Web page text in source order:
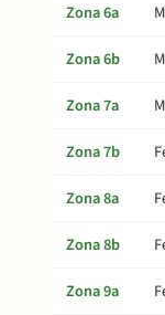
Zona 6a
Zona 6b
Zona 7a
Zona 7b
Zona 8a
Zona 8b
Zona 9a